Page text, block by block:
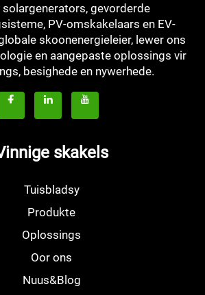
gevorderde
PV-omskakelaars en EV-
skoonenergieleier, lewer ons
en aangepaste oplossings vir
besighede en nywerhede.
skakels
Tuisbladsy
Produkte
Oplossings
Oor ons
Nuus&Blog